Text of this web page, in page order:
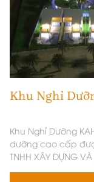
Khu Nghỉ
Khu Nghỉ Dưỡng
dưỡng cao cấp
TNHH XÂY DỰNG